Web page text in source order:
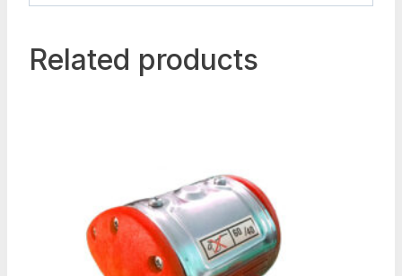
Related products